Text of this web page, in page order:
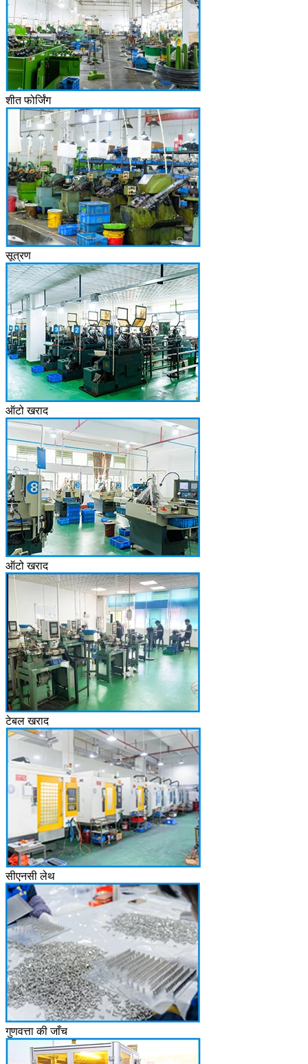
शीत फोर्जिंग
सूत्रण
ऑटो खराद
ऑटो खराद
टेबल खराद
सीएनसी लेथ
गुणवत्ता की जाँच